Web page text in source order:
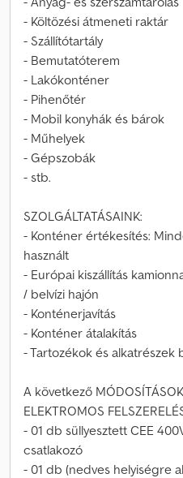
- Költözési átmeneti raktár
- Szállítótartály
- Bemutatóterem
- Lakókonténer
- Pihenőtér
- Mobil konyhák és bárok
- Műhelyek
- Gépszobák
- stb.
SZOLGÁLTATÁSAINK:
- Konténer értékesítés:
használt
- Európai kiszállítás
/ belvízi hajón
- Konténerjavítás
- Konténer átalakítás
- Tartozékok és alkatrészek
A következő
ELEKTROMOS
- 01 db süllyesztett CEE
csatlakozó
- 01 db (nedves helyiségre